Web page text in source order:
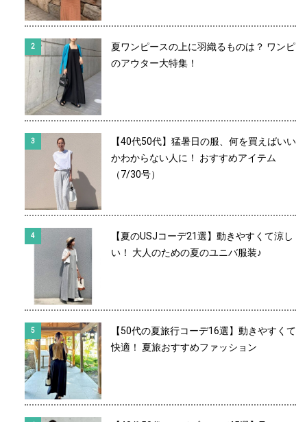
夏ワンピースの上に羽織るものは？ ワンピ
のアウター大特集！
【40代50代】猛暑日の服、何を買えばいい
かわからない人に！ おすすめアイテム
（7/30号）
【夏のUSJコーデ21選】動きやすくて涼し
い！ 大人のための夏のユニバ服装♪
【50代の夏旅行コーデ16選】動きやすくて
快適！ 夏旅おすすめファッション